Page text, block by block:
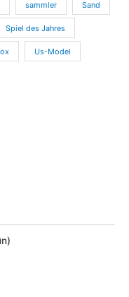
sammler Sand
Spiel des Jahres
Us-Model